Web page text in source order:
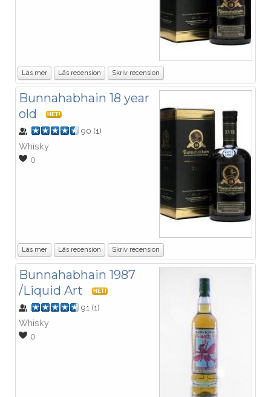
Läs mer Läs recension Skriv recension
Bunnahabhain 18 year
old
HET!
90 (1)
Whisky
0
Läs mer Läs recension Skriv recension
Bunnahabhain 1987
/Liquid Art
HET!
91 (1)
Whisky
0